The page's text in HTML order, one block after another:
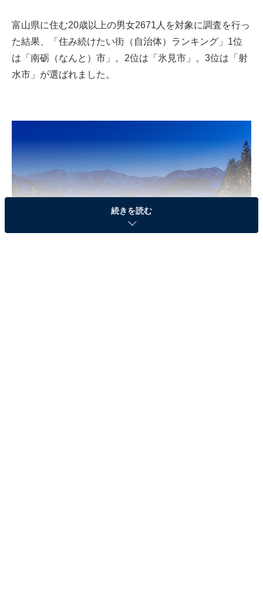
富山県に住む20歳以上の男女2671人を対象に調査を行っ
た結果、「住み続けたい街（自治体）ランキング」1位
は「南砺（なんと）市」。2位は「氷見市」。3位は「射
水市」が選ばれました。
続きを読む